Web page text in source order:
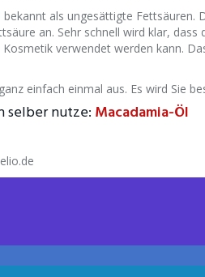
als ungesättigte Fettsäuren.
an. Sehr schnell wird klar,
verwendet werden kann.
einfach einmal aus. Es wird Sie
selber nutze: Macadamia-Öl